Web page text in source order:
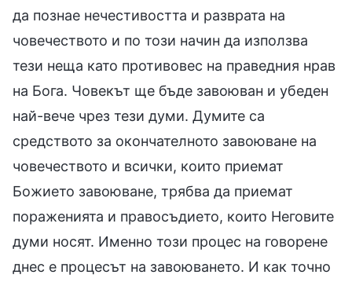
да познае нечестивостта и разврата на
човечеството и по този начин да използва
тези неща като противовес на праведния нрав
на Бога. Човекът ще бъде завоюван и убеден
най-вече чрез тези думи. Думите са
средството за окончателното завоюване на
човечеството и всички, които приемат
Божието завоюване, трябва да приемат
пораженията и правосъдието, които Неговите
думи носят. Именно този процес на говорене
днес е процесът на завоюването. И как точно